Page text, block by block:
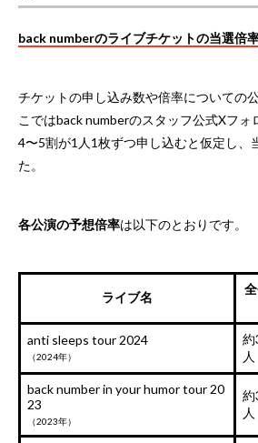
back numberのライブチケットの当選倍
チケットの申し込み数や倍率についての
こではback numberのスタッフ公式Xフ
4〜5割が1人1枚ずつ申し込むと仮定し、
た。
各公演の予想倍率は以下のとおりです。
ライブ名
anti sleeps tour 2024
（2024年）
約
人
back number in your humor tour 20
23
（2023年）
約
人